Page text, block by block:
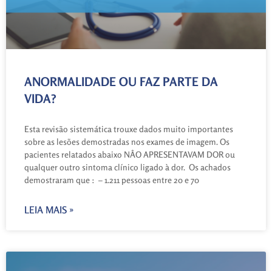
ANORMALIDADE OU FAZ PARTE DA
VIDA?
Esta revisão sistemática trouxe dados muito importantes
sobre as lesões demostradas nos exames de imagem. Os
pacientes relatados abaixo NÂO APRESENTAVAM DOR ou
qualquer outro sintoma clínico ligado à dor. Os achados
demostraram que : – 1.211 pessoas entre 20 e 70
LEIA MAIS »